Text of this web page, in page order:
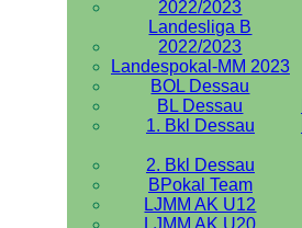
2022/2023
Landesliga B
2022/2023
Landespokal-MM 2023
BOL Dessau
BL Dessau
1. Bkl Dessau
2. Bkl Dessau
BPokal Team
LJMM AK U12
LJMM AK U20